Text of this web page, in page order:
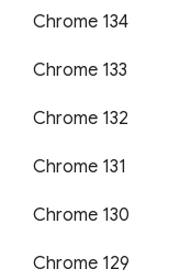
Chrome 134
Chrome 133
Chrome 132
Chrome 131
Chrome 130
Chrome 129